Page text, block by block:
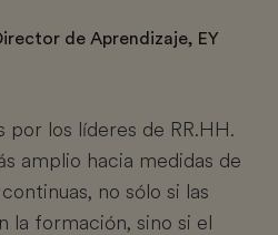
de Aprendizaje, EY
por los líderes de RR.HH.
amplio hacia medidas de
no sólo si las
la formación, sino si el